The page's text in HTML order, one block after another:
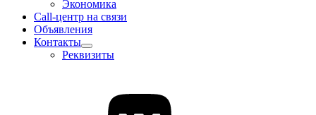
Экономика
Call-центр на связи
Объявления
Контакты
Реквизиты